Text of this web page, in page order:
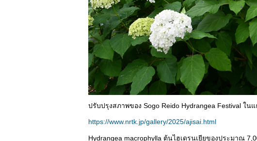
ปรับปรุงสภาพของ Sogo Reido Hydrangea Festival ใน
https://www.nrtk.jp/gallery/2025/ajisai.html
Hydrangea macrophylla ต้นไฮเดรนเยียของประมาณ